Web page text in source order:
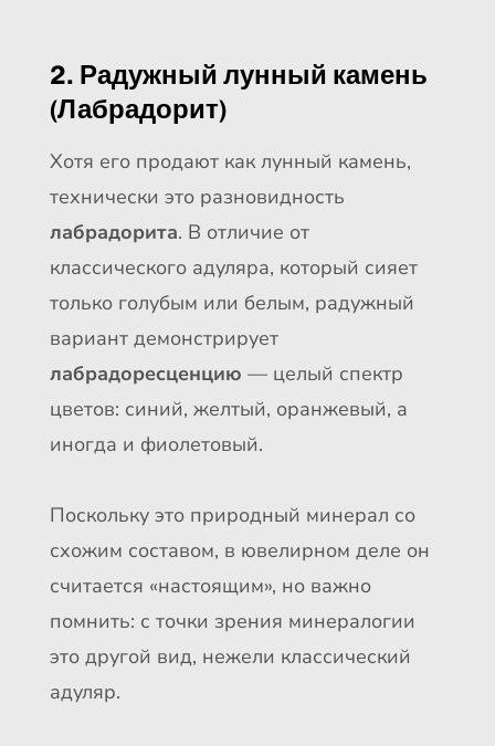
2. Радужный лунный камень
(Лабрадорит)
Хотя его продают как лунный камень,
технически это разновидность
лабрадорита. В отличие от
классического адуляра, который сияет
только голубым или белым, радужный
вариант демонстрирует
лабрадоресценцию — целый спектр
цветов: синий, желтый, оранжевый, а
иногда и фиолетовый.
Поскольку это природный минерал со
схожим составом, в ювелирном деле он
считается «настоящим», но важно
помнить: с точки зрения минералогии
это другой вид, нежели классический
адуляр.